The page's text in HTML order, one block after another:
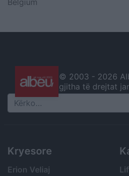
© 2003 - 2026
gjitha të drejtat
Search
Kryesore
Erion Veliaj